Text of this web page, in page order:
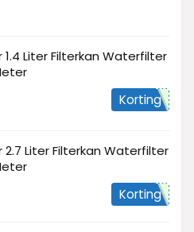
Liter Filterkan Waterfilter
Korting
2.7 Liter Filterkan Waterfilter
Korting